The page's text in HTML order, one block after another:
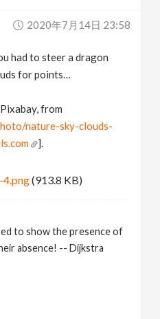
2020年7月14日 23:58
had to steer a dragon
for points…
from
nature-sky-clouds-
].
(913.8 KB)
to show the presence of
absence! -- Dijkstra